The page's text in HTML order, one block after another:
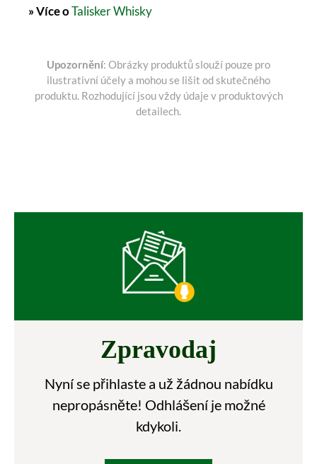
» Více oTalisker Whisky
Upozornění: Obrázky produktů slouží pouze pro
ilustrativní účely a mohou se lišit od skutečného
produktu. Rozhodující jsou vždy údaje v produktových
detailech.
Zpravodaj
Nyní se přihlaste a už žádnou nabídku
nepropásněte! Odhlášení je možné
kdykoli.